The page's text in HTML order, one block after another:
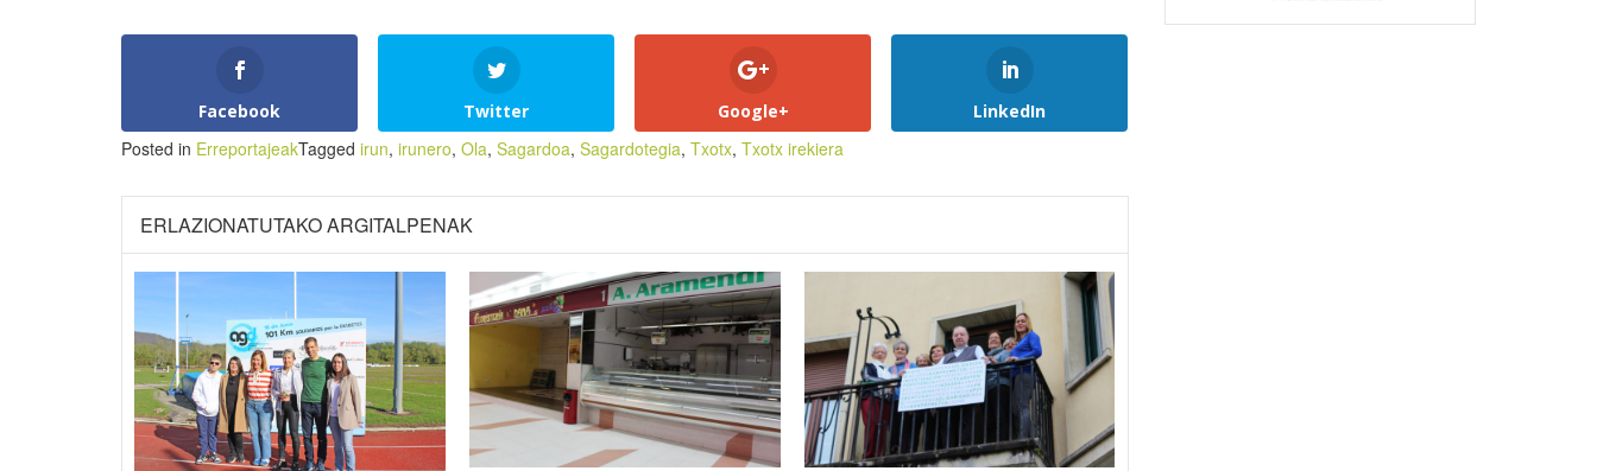
Facebook Twitter Google+ LinkedIn
Posted in ErreportajeakTagged irun, irunero, Ola, Sagardoa, Sagardotegia, Txotx, Txotx irekiera
ERLAZIONATUTAKO ARGITALPENAK